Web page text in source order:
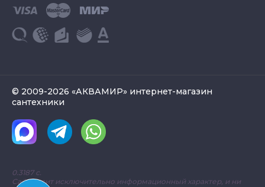
© 2009-2026 «АКВАМИР» интернет-магазин
сантехники
0.3187 с.
Сайт носит исключительно информационный характер, и ни